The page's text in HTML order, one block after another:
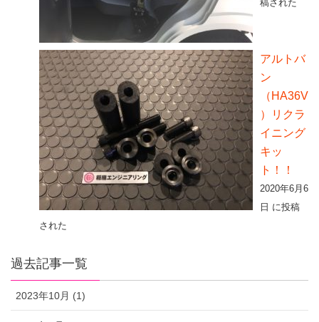
稿された
アルトバ
ン
（HA36V
）リクラ
イニング
キッ
ト！！
2020年6月6
日 に投稿
された
過去記事一覧
2023年10月 (1)